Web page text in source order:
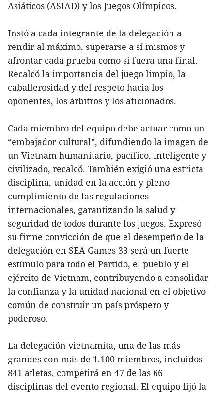
Asiáticos (ASIAD) y los Juegos Olímpicos.
Instó a cada integrante de la delegación a
rendir al máximo, superarse a sí mismos y
afrontar cada prueba como si fuera una final.
Recalcó la importancia del juego limpio, la
caballerosidad y del respeto hacia los
oponentes, los árbitros y los aficionados.
Cada miembro del equipo debe actuar como un
“embajador cultural”, difundiendo la imagen de
un Vietnam humanitario, pacífico, inteligente y
civilizado, recalcó. También exigió una estricta
disciplina, unidad en la acción y pleno
cumplimiento de las regulaciones
internacionales, garantizando la salud y
seguridad de todos durante los juegos. Expresó
su firme convicción de que el desempeño de la
delegación en SEA Games 33 será un fuerte
estímulo para todo el Partido, el pueblo y el
ejército de Vietnam, contribuyendo a consolidar
la confianza y la unidad nacional en el objetivo
común de construir un país próspero y
poderoso.
La delegación vietnamita, una de las más
grandes con más de 1.100 miembros, incluidos
841 atletas, competirá en 47 de las 66
disciplinas del evento regional. El equipo fijó la